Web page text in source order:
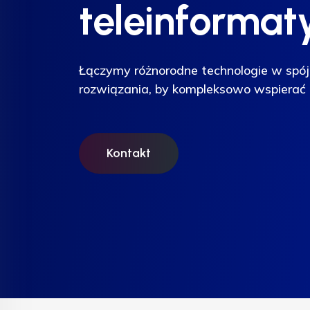
Łączymy różnorodne technologie w
rozwiązania, by kompleksowo
Kontakt
Łączymy różnorodne technologie w
rozwiązania, by kompleksowo
Kontakt
Łączymy różnorodne technologie w
rozwiązania, by kompleksowo
Kontakt